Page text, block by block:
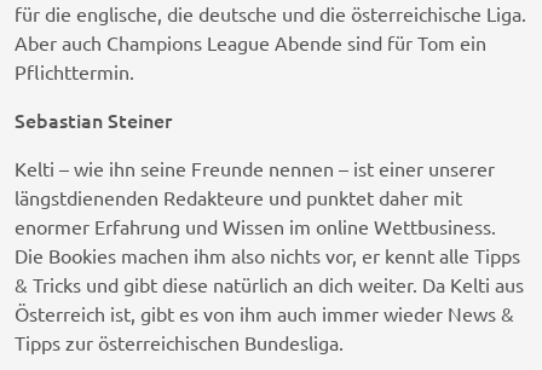
für die englische, die deutsche und die österreichische Liga.
Aber auch Champions League Abende sind für Tom ein
Pflichttermin.
Sebastian Steiner
Kelti – wie ihn seine Freunde nennen – ist einer unserer
längstdienenden Redakteure und punktet daher mit
enormer Erfahrung und Wissen im online Wettbusiness.
Die Bookies machen ihm also nichts vor, er kennt alle Tipps
& Tricks und gibt diese natürlich an dich weiter. Da Kelti aus
Österreich ist, gibt es von ihm auch immer wieder News &
Tipps zur österreichischen Bundesliga.